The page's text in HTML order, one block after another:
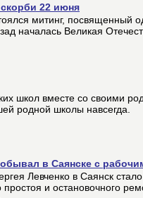
22 июня
митинг, посвященный
началась Великая
школ вместе со своими
родной школы навсегда.
в Саянске с
Левченко в Саянск
и остановочного